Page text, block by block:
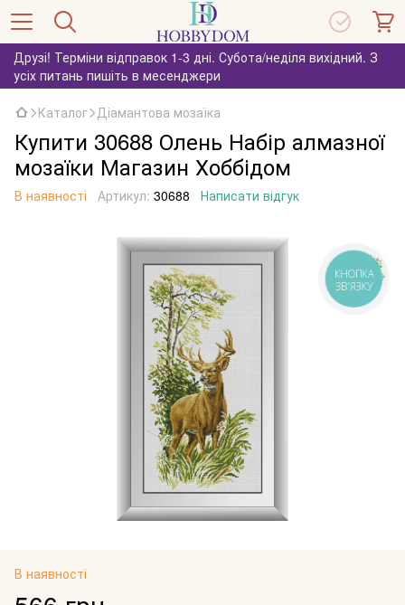
Друзі! Терміни відправок 1-3 дні. Субота/неділя вихідний. З
усіх питань пишіть в месенджери
Каталог Діамантова мозаїка
Купити 30688 Олень Набір алмазної
мозаїки Магазин Хоббідом
В наявності Артикул: 30688 Написати відгук
В наявності
КНОПКА
ЗВ'ЯЗКУ